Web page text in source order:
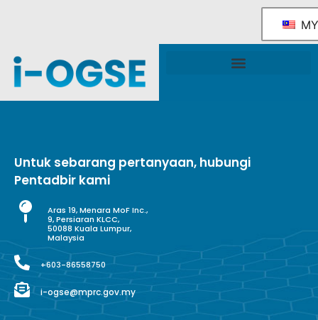
MY
Untuk sebarang pertanyaan, hubungi
Pentadbir kami
Aras 19, Menara MoF Inc.,
9, Persiaran KLCC,
50088 Kuala Lumpur,
Malaysia
+603-86558750
i-ogse@mprc.gov.my